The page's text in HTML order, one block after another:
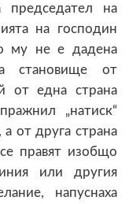
председател на
на господин
му не е дадена
становище от
от една страна
„натиск“
а от друга страна
правят изобщо
или другия
напуснаха